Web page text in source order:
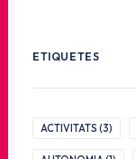
ETIQUETES
ACTIVITATS (3)